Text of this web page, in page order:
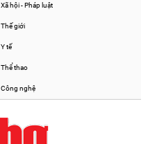
Xã hội - Pháp luật
Thế giới
Y tế
Thể thao
Công nghệ